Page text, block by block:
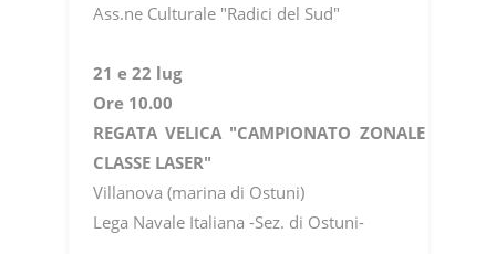
Ass.ne Culturale "Radici del Sud"
21 e 22 lug
Ore 10.00
REGATA VELICA "CAMPIONATO ZONALE
CLASSE LASER"
Villanova (marina di Ostuni)
Lega Navale Italiana -Sez. di Ostuni-